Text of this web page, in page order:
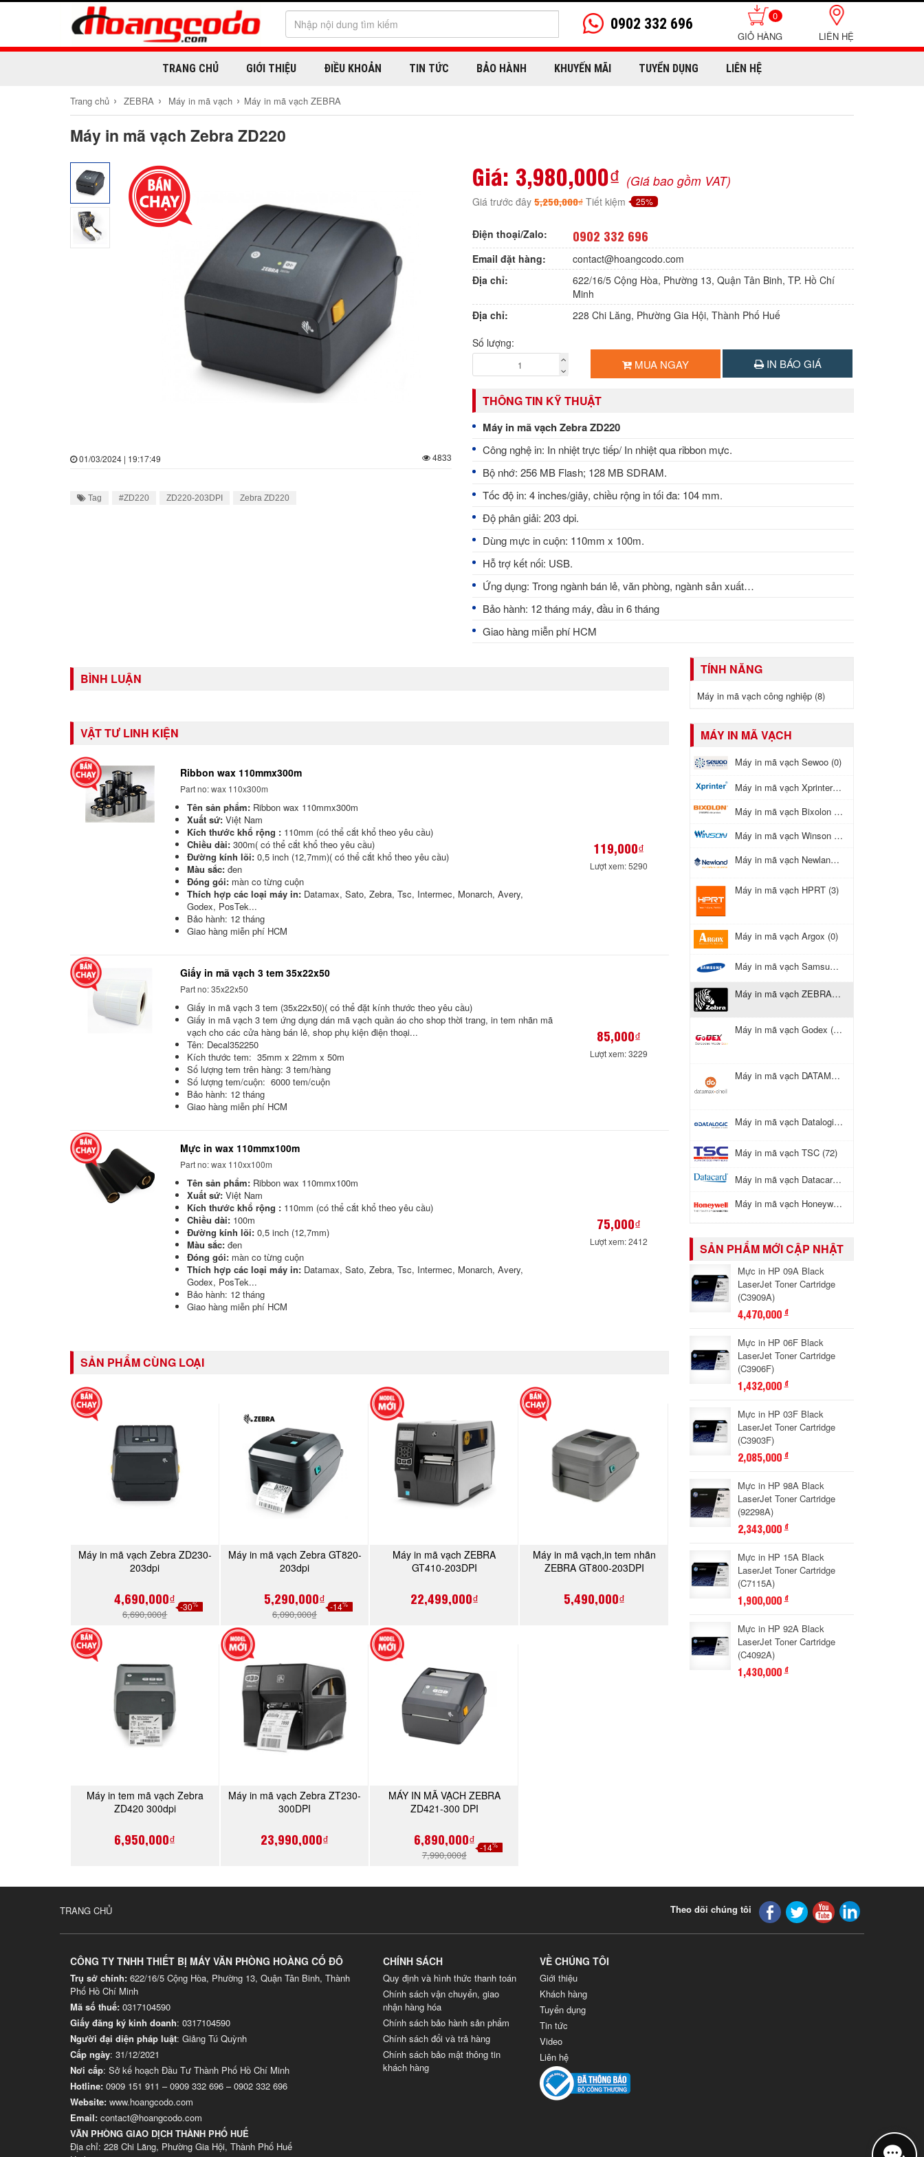
0
0902 332 696
LIÊN HỆ
TRANG CHỦ GIỚI THIỆU ĐIỀU KHOẢN TIN TỨC BẢO HÀNH KHUYẾN MÃI TUYỂN DỤNG LIÊN HỆ
Trang chủ › ZEBRA › Máy in mã vạch › Máy in mã vạch ZEBRA
Máy in mã vạch Zebra ZD220
01/03/2024 | 19:17:49 4833
Tag #ZD220 ZD220-203DPI Zebra ZD220
Giá: 3,980,000₫ (Giá bao gồm VAT)
Giá trước đây 5,250,000₫ Tiết kiệm 25%
Điện thoại/Zalo: 0902 332 696
Email đặt hàng:
contact@hoangcodo.com
Địa chỉ:
622/16/5 Cộng Hòa, Phường 13, Quận Tân Binh, TP. Hồ Chí
Minh
Địa chỉ:
228 Chi Lăng, Phường Gia Hội, Thành Phố Huế
Số lượng:
MUA NGAY IN BÁO GIÁ
THÔNG TIN KỸ THUẬT
Máy in mã vạch Zebra ZD220
Công nghệ in: In nhiệt trực tiếp/ In nhiệt qua ribbon mực.
Bộ nhớ: 256 MB Flash; 128 MB SDRAM.
Tốc độ in: 4 inches/giây, chiều rộng in tối đa: 104 mm.
Độ phân giải: 203 dpi.
Dùng mực in cuộn: 110mm x 100m.
Hỗ trợ kết nối: USB.
Ứng dụng: Trong ngành bán lẻ, văn phòng, ngành sản xuất…
Bảo hành: 12 tháng máy, đầu in 6 tháng
Giao hàng miễn phí HCM
BÌNH LUẬN
VẬT TƯ LINH KIỆN
Ribbon wax 110mmx300m
Part no: wax 110x300m
Tên sản phẩm: Ribbon wax 110mmx300m
Xuất sứ: Việt Nam
Kích thước khổ rộng : 110mm (có thể cắt khổ theo yêu cầu)
Chiều dài: 300m( có thể cắt khổ theo yêu cầu)
Đường kính lõi: 0,5 inch (12,7mm)( có thể cắt khổ theo yêu cầu)
Màu sắc: đen
Đóng gói: màn co từng cuộn
Thích hợp các loại máy in: Datamax, Sato, Zebra, Tsc, Intermec, Monarch, Avery,
Godex, PosTek...
Bảo hành: 12 tháng
Giao hàng miễn phí HCM
119,000₫
Lượt xem: 5290
Giấy in mã vạch 3 tem 35x22x50
Part no: 35x22x50
Giấy in mã vạch 3 tem (35x22x50)( có thể đặt kính thước theo yêu cầu)
Giấy in mã vạch 3 tem ứng dụng dán mã vạch quần áo cho shop thời trang, in tem nhãn mã
vạch cho các cửa hàng bán lẻ, shop phụ kiện điện thoại...
Tên: Decal352250
Kích thước tem: 35mm x 22mm x 50m
Số lượng tem trên hàng: 3 tem/hàng
Số lượng tem/cuộn: 6000 tem/cuộn
Bảo hành: 12 tháng
Giao hàng miễn phí HCM
85,000₫
Lượt xem: 3229
Mực in wax 110mmx100m
Part no: wax 110xx100m
Tên sản phẩm: Ribbon wax 110mmx100m
Xuất sứ: Việt Nam
Kích thước khổ rộng : 110mm (có thể cắt khổ theo yêu cầu)
Chiều dài: 100m
Đường kính lõi: 0,5 inch (12,7mm)
Màu sắc: đen
Đóng gói: màn co từng cuộn
Thích hợp các loại máy in: Datamax, Sato, Zebra, Tsc, Intermec, Monarch, Avery,
Godex, PosTek...
Bảo hành: 12 tháng
Giao hàng miễn phí HCM
75,000₫
Lượt xem: 2412
SẢN PHẨM CÙNG LOẠI
Máy in mã vạch Zebra ZD230-
203dpi
4,690,000₫
6,690,000₫
-30%
MUA NGAY
Máy in mã vạch Zebra GT820-
203dpi
5,290,000₫
6,090,000₫
-14%
MUA NGAY
Máy in mã vạch ZEBRA
GT410-203DPI
22,499,000₫
MUA NGAY
Máy in mã vạch,in tem nhãn
ZEBRA GT800-203DPI
5,490,000₫
MUA NGAY
Máy in tem mã vạch Zebra
ZD420 300dpi
6,950,000₫
MUA NGAY
Máy in mã vạch Zebra ZT230-
300DPI
23,990,000₫
MUA NGAY
MÁY IN MÃ VẠCH ZEBRA
ZD421-300 DPI
6,890,000₫
7,990,000₫
-14%
MUA NGAY
TÍNH NĂNG
Máy in mã vạch công nghiệp (8)
MÁY IN MÃ VẠCH
Máy in mã vạch Sewoo (0)
Máy in mã vạch Xprinter (7)
Máy in mã vạch Bixolon (27)
Máy in mã vạch Winson (0)
Máy in mã vạch Newland (0)
Máy in mã vạch HPRT (3)
Máy in mã vạch Argox (0)
Máy in mã vạch Samsung (0)
Máy in mã vạch ZEBRA (16)
Máy in mã vạch Godex (17)
Máy in mã vạch DATAMAX (1)
Máy in mã vạch Datalogic (0)
Máy in mã vạch TSC (72)
Máy in mã vạch Datacard (2)
Máy in mã vạch Honeywell (1)
SẢN PHẨM MỚI CẬP NHẬT
Mực in HP 09A Black
LaserJet Toner Cartridge
(C3909A)
4,470,000đ
Mực in HP 06F Black
LaserJet Toner Cartridge
(C3906F)
1,432,000đ
Mực in HP 03F Black
LaserJet Toner Cartridge
(C3903F)
2,085,000đ
Mực in HP 98A Black
LaserJet Toner Cartridge
(92298A)
2,343,000đ
Mực in HP 15A Black
LaserJet Toner Cartridge
(C7115A)
1,900,000đ
Mực in HP 92A Black
LaserJet Toner Cartridge
(C4092A)
1,430,000đ
TRANG CHỦ Theo dõi chúng tôi
CÔNG TY TNHH THIẾT BỊ MÁY VĂN PHÒNG HOÀNG CỐ ĐÔ
Trụ sở chính: 622/16/5 Cộng Hòa, Phường 13, Quận Tân Binh, Thành
Phố Hồ Chí Minh
Mã số thuế: 0317104590
Giấy đăng ký kinh doanh: 0317104590
Người đại diện pháp luật: Giảng Tú Quỳnh
Cấp ngày: 31/12/2021
Nơi cấp: Sở kế hoạch Đầu Tư Thành Phố Hồ Chí Minh
Hotline: 0909 151 911 –0909 332 696 –0902 332 696
Website: www.hoangcodo.com
Email: contact@hoangcodo.com
VĂN PHÒNG GIAO DỊCH THÀNH PHỐ HUẾ
Địa chỉ: 228 Chi Lăng, Phường Gia Hội, Thành Phố Huế
CHÍNH SÁCH
Quy định và hình thức thanh toán
Chính sách vận chuyển, giao
nhận hàng hóa
Chính sách bảo hành sản phẩm
Chính sách đổi và trả hàng
Chính sách bảo mật thông tin
khách hàng
VỀ CHÚNG TÔI
Giới thiệu
Khách hàng
Tuyển dụng
Tin tức
Video
Liên hệ